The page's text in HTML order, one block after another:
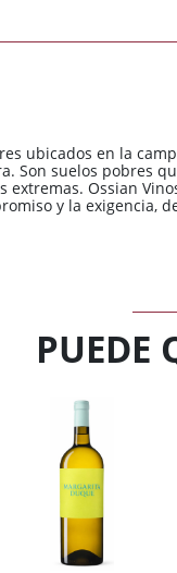
ubicados en la
Son suelos pobres
Ossian
y la exigencia,
PUEDE
AÑADIR